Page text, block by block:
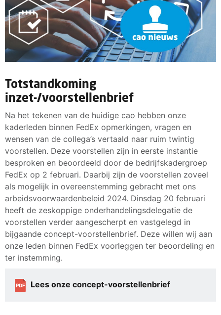
Totstandkoming
inzet-/voorstellenbrief
Na het tekenen van de huidige cao hebben onze
kaderleden binnen FedEx opmerkingen, vragen en
wensen van de collega’s vertaald naar ruim twintig
voorstellen. Deze voorstellen zijn in eerste instantie
besproken en beoordeeld door de bedrijfskadergroep
FedEx op 2 februari. Daarbij zijn de voorstellen zoveel
als mogelijk in overeenstemming gebracht met ons
arbeidsvoorwaardenbeleid 2024. Dinsdag 20 februari
heeft de zeskoppige onderhandelingsdelegatie de
voorstellen verder aangescherpt en vastgelegd in
bijgaande concept-voorstellenbrief. Deze willen wij aan
onze leden binnen FedEx voorleggen ter beoordeling en
ter instemming.
PDF Lees onze concept-voorstellenbrief